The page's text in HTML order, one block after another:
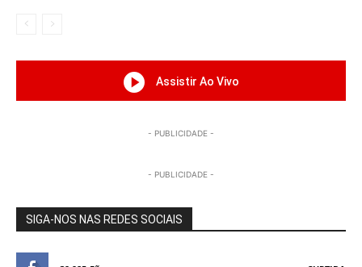
Assistir Ao Vivo
- PUBLICIDADE -
- PUBLICIDADE -
SIGA-NOS NAS REDES SOCIAIS